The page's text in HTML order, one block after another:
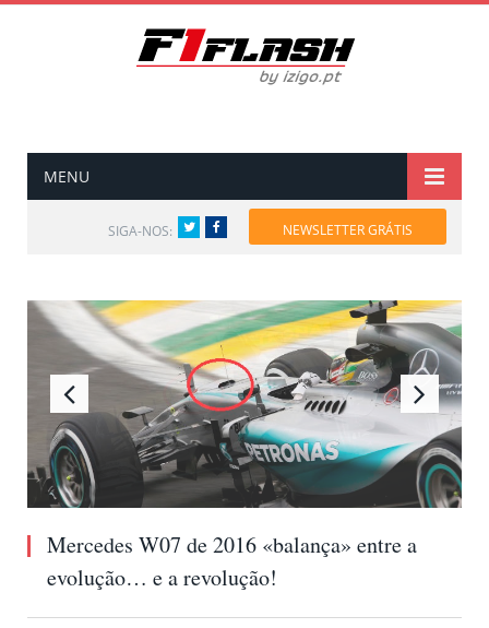
MENU
SIGA-NOS: TwitterFacebook NEWSLETTER GRÁTIS
Mercedes W07 de 2016 «balança» entre a
evolução… e a revolução!